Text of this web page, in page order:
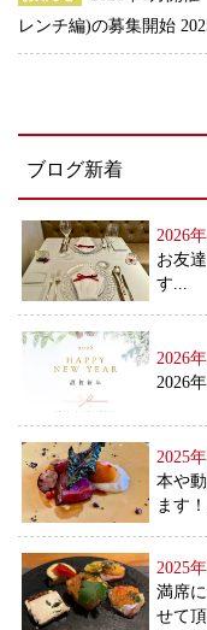
レンチ編)の募集開始
ブログ新着
2026
お友
す...
2026
2026
2025
本や
ます
2025
満席
せて